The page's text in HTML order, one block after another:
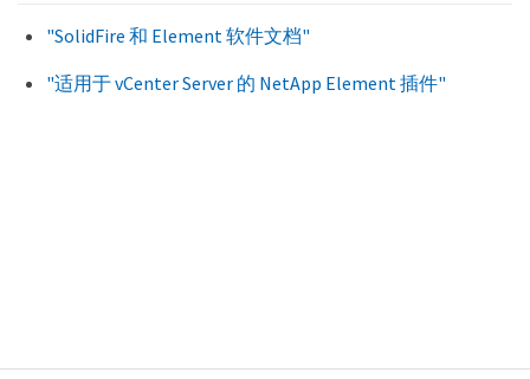
"SolidFire 和 Element 软件文档"
"适用于 vCenter Server 的 NetApp Element 插件"